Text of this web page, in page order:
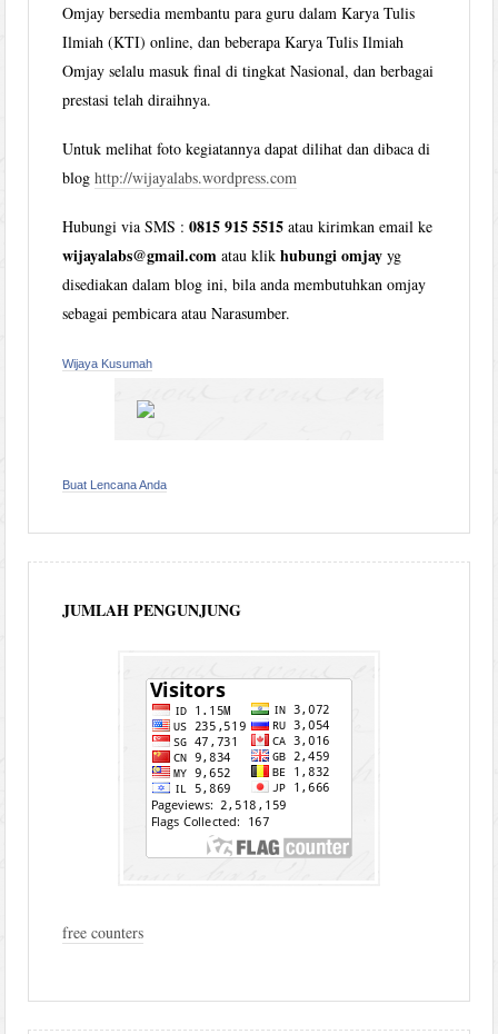
Omjay bersedia membantu para guru dalam Karya Tulis
Ilmiah (KTI) online, dan beberapa Karya Tulis Ilmiah
Omjay selalu masuk final di tingkat Nasional, dan berbagai
prestasi telah diraihnya.
Untuk melihat foto kegiatannya dapat dilihat dan dibaca di
bloghttp://wijayalabs.wordpress.com
Hubungi via SMS :0815 915 5515 atau kirimkan email ke
wijayalabs@gmail.com atau klikhubungi omjay yg
disediakan dalam blog ini, bila anda membutuhkan omjay
sebagai pembicara atau Narasumber.
Wijaya Kusumah
Buat Lencana Anda
JUMLAH PENGUNJUNG
free counters